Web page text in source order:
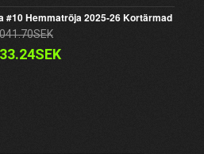
#10 Hemmatröja 2025-26 Kortärmad